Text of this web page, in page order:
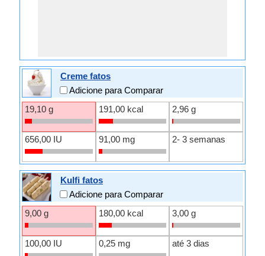
Creme fatos
Adicione para Comparar
19,10 g
191,00 kcal 2,96 g
656,00 IU 91,00 mg 2- 3 semanas
Kulfi fatos
Adicione para Comparar
9,00 g
180,00 kcal 3,00 g
100,00 IU 0,25 mg até 3 dias